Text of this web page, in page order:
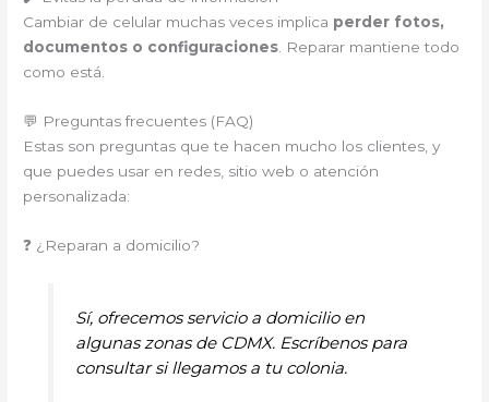
Cambiar de celular muchas veces implica perder fotos,
documentos o configuraciones. Reparar mantiene todo
como está.
💬 Preguntas frecuentes (FAQ)
Estas son preguntas que te hacen mucho los clientes, y
que puedes usar en redes, sitio web o atención
personalizada:
❓ ¿Reparan a domicilio?
Sí, ofrecemos servicio a domicilio en
algunas zonas de CDMX. Escríbenos para
consultar si llegamos a tu colonia.